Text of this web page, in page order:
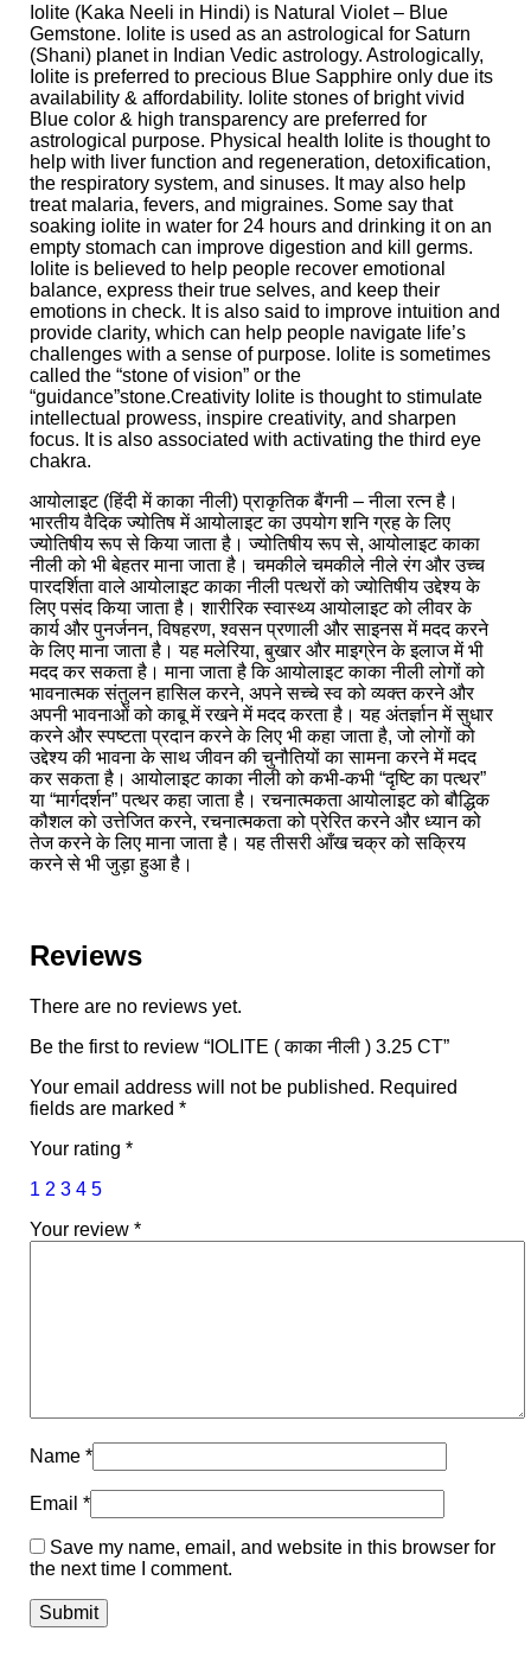
Iolite (Kaka Neeli in Hindi) is Natural Violet – Blue
Gemstone. Iolite is used as an astrological for Saturn
(Shani) planet in Indian Vedic astrology. Astrologically,
Iolite is preferred to precious Blue Sapphire only due its
availability & affordability. Iolite stones of bright vivid
Blue color & high transparency are preferred for
astrological purpose. Physical health Iolite is thought to
help with liver function and regeneration, detoxification,
the respiratory system, and sinuses. It may also help
treat malaria, fevers, and migraines. Some say that
soaking iolite in water for 24 hours and drinking it on an
empty stomach can improve digestion and kill germs.
Iolite is believed to help people recover emotional
balance, express their true selves, and keep their
emotions in check. It is also said to improve intuition and
provide clarity, which can help people navigate life’s
challenges with a sense of purpose. Iolite is sometimes
called the “stone of vision” or the
“guidance”stone.Creativity Iolite is thought to stimulate
intellectual prowess, inspire creativity, and sharpen
focus. It is also associated with activating the third eye
chakra.
आयोलाइट (हिंदी में काका नीली) प्राकृतिक बैंगनी – नीला रत्न है।
भारतीय वैदिक ज्योतिष में आयोलाइट का उपयोग शनि ग्रह के लिए
ज्योतिषीय रूप से किया जाता है। ज्योतिषीय रूप से, आयोलाइट काका
नीली को भी बेहतर माना जाता है। चमकीले चमकीले नीले रंग और उच्च
पारदर्शिता वाले आयोलाइट काका नीली पत्थरों को ज्योतिषीय उद्देश्य के
लिए पसंद किया जाता है। शारीरिक स्वास्थ्य आयोलाइट को लीवर के
कार्य और पुनर्जनन, विषहरण, श्वसन प्रणाली और साइनस में मदद करने
के लिए माना जाता है। यह मलेरिया, बुखार और माइग्रेन के इलाज में भी
मदद कर सकता है। माना जाता है कि आयोलाइट काका नीली लोगों को
भावनात्मक संतुलन हासिल करने, अपने सच्चे स्व को व्यक्त करने और
अपनी भावनाओं को काबू में रखने में मदद करता है। यह अंतर्ज्ञान में सुधार
करने और स्पष्टता प्रदान करने के लिए भी कहा जाता है, जो लोगों को
उद्देश्य की भावना के साथ जीवन की चुनौतियों का सामना करने में मदद
कर सकता है। आयोलाइट काका नीली को कभी-कभी “दृष्टि का पत्थर”
या “मार्गदर्शन” पत्थर कहा जाता है। रचनात्मकता आयोलाइट को बौद्धिक
कौशल को उत्तेजित करने, रचनात्मकता को प्रेरित करने और ध्यान को
तेज करने के लिए माना जाता है। यह तीसरी आँख चक्र को सक्रिय
करने से भी जुड़ा हुआ है।
Reviews
There are no reviews yet.
Be the first to review “IOLITE ( काका नीली ) 3.25 CT”
Your email address will not be published. Required
fields are marked *
Your rating *
1 2 3 4 5
Your review *
Name *
Email *
Save my name, email, and website in this browser for
the next time I comment.